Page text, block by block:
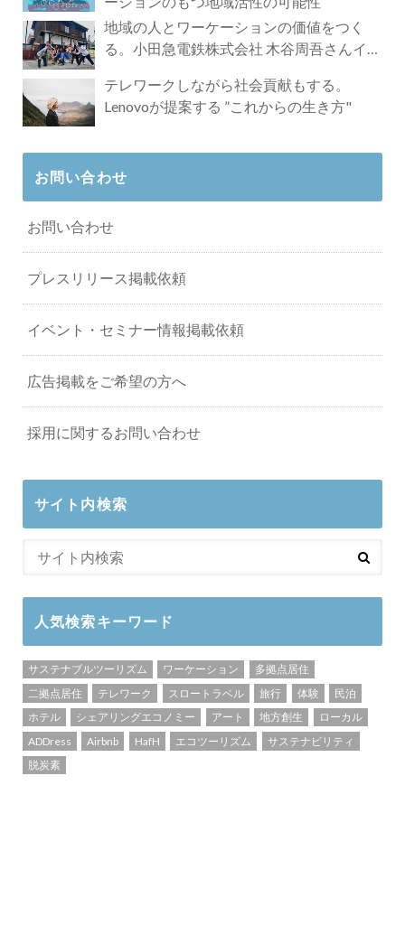
地域の人とワーケーションの価値をつく
る。小田急電鉄株式会社 木谷周吾さんイン
テレワークしながら社会貢献もする。
Lenovoが提案する ”これからの生き方"
お問い合わせ
お問い合わせ
プレスリリース掲載依頼
イベント・セミナー情報掲載依頼
広告掲載をご希望の方へ
採用に関するお問い合わせ
サイト内検索
人気検索キーワード
サステナブルツーリズム ワーケーション
多拠点居住
二拠点居住
テレワーク スロートラベル 旅行 体験
民泊
ホテル
シェアリングエコノミー アート 地方創生
ローカル
ADDress
Airbnb HafH エコツーリズム
サステナビリティ
脱炭素